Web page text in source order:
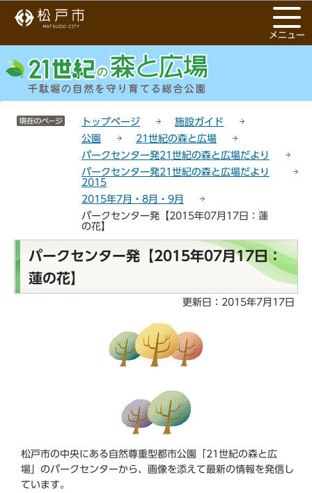
ー
ジ
先
メ
ニ
ー
メニュー
サイトメニューここまで
トップページ
施設ガイド
公園
21世紀の森と広場
パークセンター発21世紀の森と広場だより
パークセンター発21世紀の森と広場だより
2015
2015年7月・8月・9月
パークセンター発【2015年07月17日：蓮
の花】
文
こ
パークセンター発【2015年07月17日：
蓮の花】
更新日：2015年7月17日
松戸市の中央にある自然尊重型都市公園「21世紀の森と広
場」のパークセンターから、画像を添えて最新の情報を発信し
ています。